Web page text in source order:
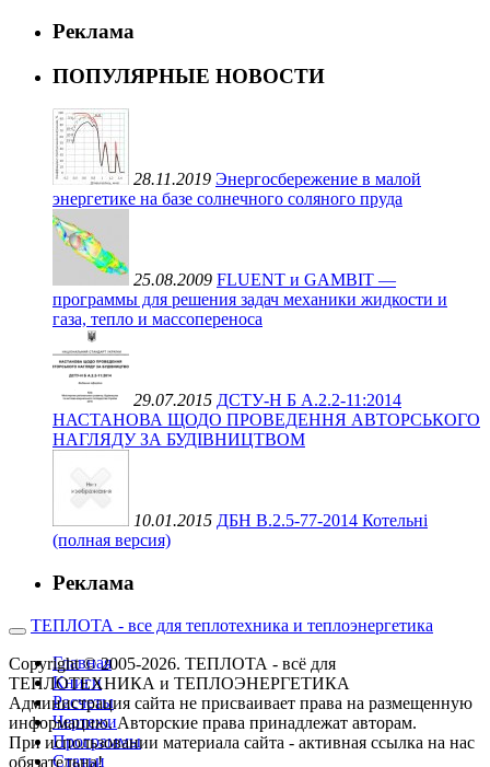
Реклама
ПОПУЛЯРНЫЕ НОВОСТИ
28.11.2019 Энергосбережение в малой
энергетике на базе солнечного соляного пруда
25.08.2009 FLUENT и GAMBIT —
программы для решения задач механики жидкости и
газа, тепло и массопереноса
29.07.2015 ДСТУ-Н Б А.2.2-11:2014
НАСТАНОВА ЩОДО ПРОВЕДЕННЯ АВТОРСЬКОГО
НАГЛЯДУ ЗА БУДІВНИЦТВОМ
10.01.2015 ДБН В.2.5-77-2014 Котельні
(полная версия)
Реклама
ТЕПЛОТА - все для теплотехника и теплоэнергетика
Главная
Книги
Расчеты
Чертежи
Программы
Статьи
Copyright © 2005-2026. ТЕПЛОТА - всё для
ТЕПЛОТЕХНИКА и ТЕПЛОЭНЕРГЕТИКА
Администрация сайта не присваивает права на размещенную
информацию. Авторские права принадлежат авторам.
При использовании материала сайта - активная ссылка на нас
обязательна!